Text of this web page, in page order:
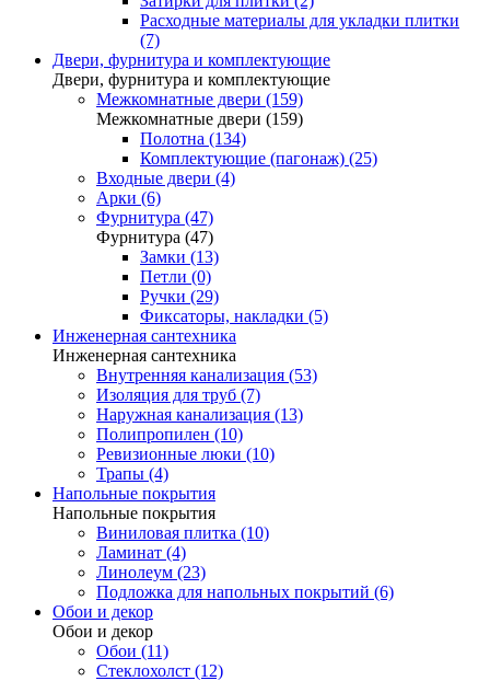
Расходные материалы для укладки плитки
(7)
Двери, фурнитура и комплектующие
Двери, фурнитура и комплектующие
Межкомнатные двери (159)
Межкомнатные двери (159)
Полотна (134)
Комплектующие (пагонаж) (25)
Входные двери (4)
Арки (6)
Фурнитура (47)
Фурнитура (47)
Замки (13)
Петли (0)
Ручки (29)
Фиксаторы, накладки (5)
Инженерная сантехника
Инженерная сантехника
Внутренняя канализация (53)
Изоляция для труб (7)
Наружная канализация (13)
Полипропилен (10)
Ревизионные люки (10)
Трапы (4)
Напольные покрытия
Напольные покрытия
Виниловая плитка (10)
Ламинат (4)
Линолеум (23)
Подложка для напольных покрытий (6)
Обои и декор
Обои и декор
Обои (11)
Стеклохолст (12)